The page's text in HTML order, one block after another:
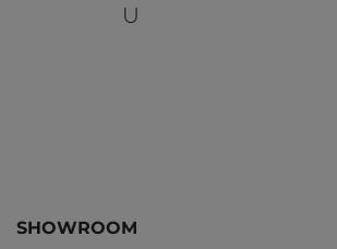
U
SHOWROOM